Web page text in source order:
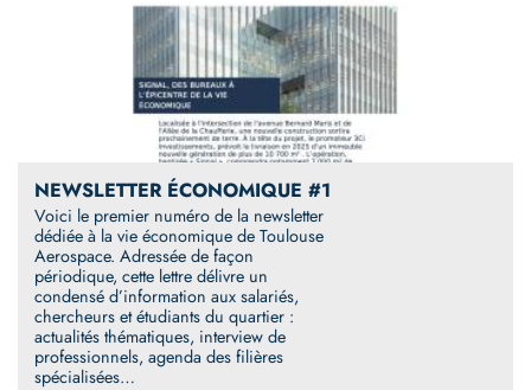
NEWSLETTER ÉCONOMIQUE #1
Voici le premier numéro de la newsletter
dédiée à la vie économique de Toulouse
Aerospace. Adressée de façon
périodique, cette lettre délivre un
condensé d’information aux salariés,
chercheurs et étudiants du quartier :
actualités thématiques, interview de
professionnels, agenda des filières
spécialisées…